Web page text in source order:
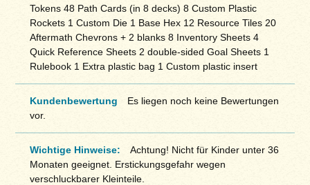
Tokens 48 Path Cards (in 8 decks) 8 Custom Plastic
Rockets 1 Custom Die 1 Base Hex 12 Resource Tiles 20
Aftermath Chevrons + 2 blanks 8 Inventory Sheets 4
Quick Reference Sheets 2 double-sided Goal Sheets 1
Rulebook 1 Extra plastic bag 1 Custom plastic insert
Kundenbewertung
Es liegen noch keine Bewertungen
vor.
Wichtige Hinweise:
Achtung! Nicht für Kinder unter 36
Monaten geeignet. Erstickungsgefahr wegen
verschluckbarer Kleinteile.